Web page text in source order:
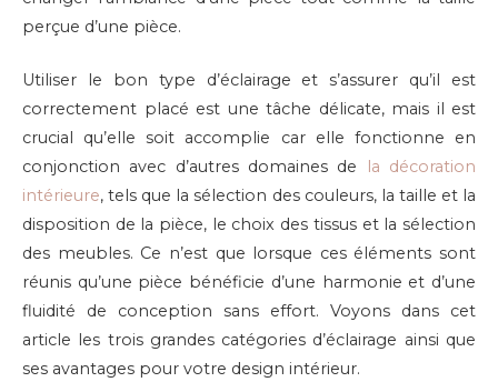
perçue d’une pièce.
Utiliser le bon type d’éclairage et s’assurer qu’il est
correctement placé est une tâche délicate, mais il est
crucial qu’elle soit accomplie car elle fonctionne en
conjonction avec d’autres domaines de
la décoration
intérieure, tels que la sélection des couleurs, la taille et la
disposition de la pièce, le choix des tissus et la sélection
des meubles. Ce n’est que lorsque ces éléments sont
réunis qu’une pièce bénéficie d’une harmonie et d’une
fluidité de conception sans effort. Voyons dans cet
article les trois grandes catégories d’éclairage ainsi que
ses avantages pour votre design intérieur.